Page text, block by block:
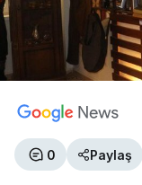
0 Paylaş